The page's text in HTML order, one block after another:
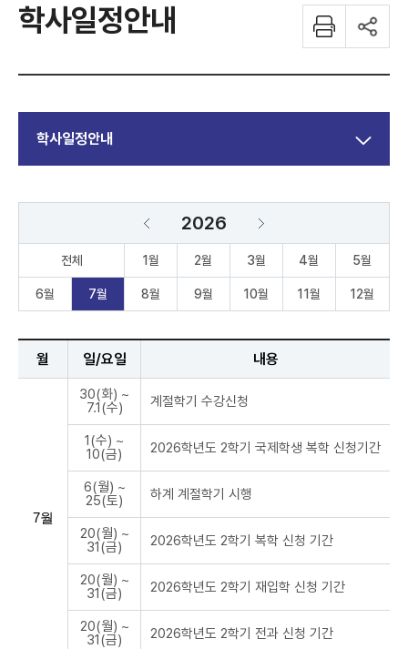
학사일정안내
학사일정안내
2026
전체 1월 2월 3월 4월 5월
6월 7월 8월 9월 10월 11월 12월
월 일/요일 내용
7월
30(화) ~
7.1(수)
계절학기 수강신청
1(수) ~
10(금)
2026학년도 2학기 국제학생 복학 신청기간
6(월) ~
25(토)
하계 계절학기 시행
20(월) ~
31(금)
2026학년도 2학기 복학 신청 기간
20(월) ~
31(금)
2026학년도 2학기 재입학 신청 기간
20(월) ~
31(금)
2026학년도 2학기 전과 신청 기간